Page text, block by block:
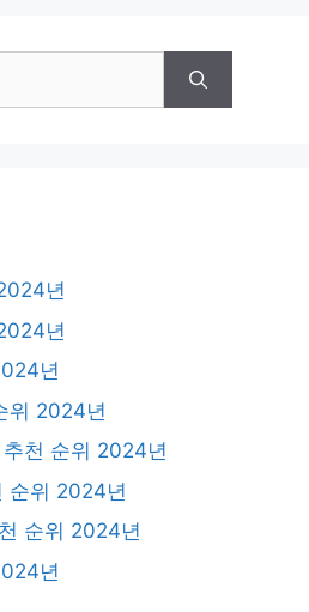
년
년
년
위 2024년
천 순위 2024년
순위 2024년
순위 2024년
년